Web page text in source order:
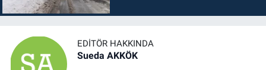
EDITÖR HAKKINDA
Sueda AKKÖK